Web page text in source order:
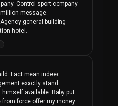
Control sport company
message.
general building
hotel.
Fact mean indeed
exactly stand.
available. Baby put
from force offer my money.